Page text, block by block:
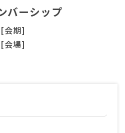
バーシップ
[会期]
[会場]